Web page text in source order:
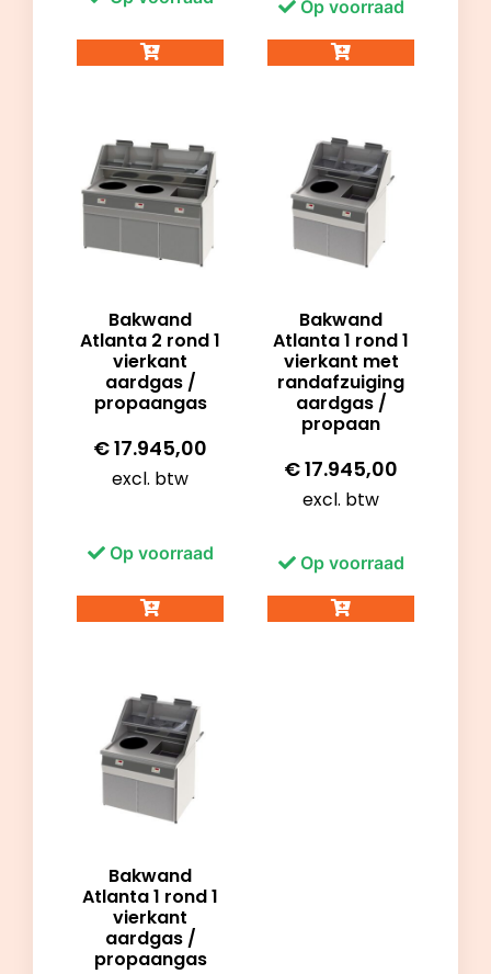
Op voorraad
Bakwand
Atlanta 2 rond 1
vierkant
aardgas /
propaangas
€17.945,00
excl. btw
Op voorraad
Bakwand
Atlanta 1 rond 1
vierkant met
randafzuiging
aardgas /
propaan
€17.945,00
excl. btw
Op voorraad
Bakwand
Atlanta 1 rond 1
vierkant
aardgas /
propaangas